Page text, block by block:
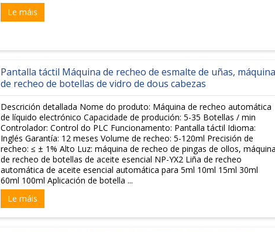
Le máis
Pantalla táctil Máquina de recheo de esmalte de uñas, máquina
de recheo de botellas de vidro de dous cabezas
Descrición detallada Nome do produto: Máquina de recheo automática
de líquido electrónico Capacidade de produción: 5-35 Botellas / min
Controlador: Control do PLC Funcionamento: Pantalla táctil Idioma:
Inglés Garantía: 12 meses Volume de recheo: 5-120ml Precisión de
recheo: ≤ ± 1% Alto Luz: máquina de recheo de pingas de ollos, máquina
de recheo de botellas de aceite esencial NP-YX2 Liña de recheo
automática de aceite esencial automática para 5ml 10ml 15ml 30ml
60ml 100ml Aplicación de botella ...
Le máis